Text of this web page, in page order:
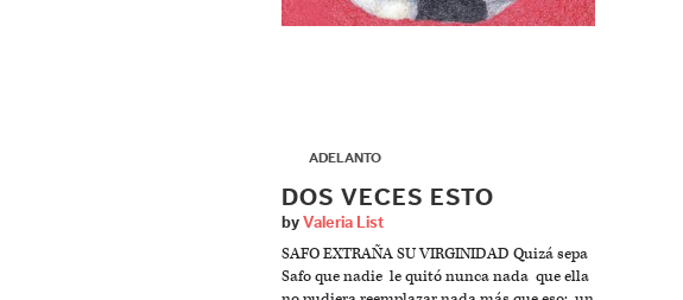
ADELANTO
DOS VECES ESTO
by Valeria List
SAFO EXTRAÑA SU VIRGINIDAD Quizá sepa
Safo que nadie le quitó nunca nada que ella